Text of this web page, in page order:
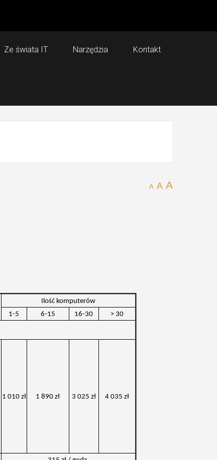
Ze świata IT Narzędzia Kontakt
A A A
Ilość komputerów
1-5
6-15 16-30 > 30
1 010 zł 1 890 zł 3 025 zł 4 035 zł